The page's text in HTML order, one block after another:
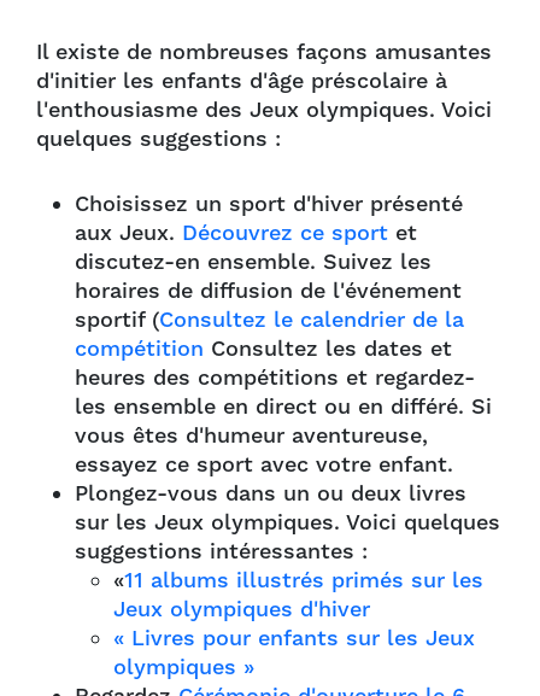
Il existe de nombreuses façons amusantes
d'initier les enfants d'âge préscolaire à
l'enthousiasme des Jeux olympiques. Voici
quelques suggestions :
Choisissez un sport d'hiver présenté
aux Jeux. Découvrez ce sport et
discutez-en ensemble. Suivez les
horaires de diffusion de l'événement
sportif (Consultez le calendrier de la
compétition Consultez les dates et
heures des compétitions et regardez-
les ensemble en direct ou en différé. Si
vous êtes d'humeur aventureuse,
essayez ce sport avec votre enfant.
Plongez-vous dans un ou deux livres
sur les Jeux olympiques. Voici quelques
suggestions intéressantes :
«11 albums illustrés primés sur les
Jeux olympiques d'hiver
« Livres pour enfants sur les Jeux
olympiques »